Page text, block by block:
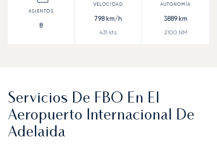
8
798 km/h
431 kts
3889 km
2100 NM
Servicios De FBO En El
Aeropuerto Internacional De
Adelaida